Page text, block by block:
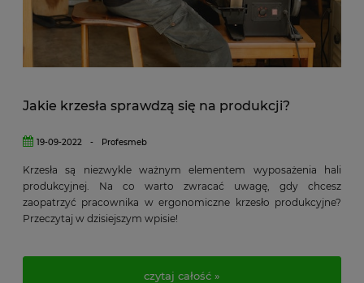
Jakie krzesła sprawdzą się na produkcji?
19-09-2022 - Profesmeb
Krzesła są niezwykle ważnym elementem wyposażenia hali
produkcyjnej. Na co warto zwracać uwagę, gdy chcesz
zaopatrzyć pracownika w ergonomiczne krzesło produkcyjne?
Przeczytaj w dzisiejszym wpisie!
czytaj całość »